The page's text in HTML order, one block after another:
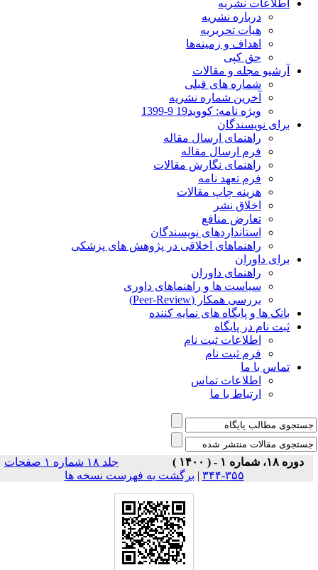
اطلاعات نشریه
درباره نشریه
هیات تحریریه
اهداف و زمینه‌ها
حق کپی
آرشیو مجله و مقالات
شماره های قبلی
آخرین شماره نشریه
ویژه نامه: کووید19 9-1399
برای نویسندگان
راهنمای ارسال مقاله
فرم ارسال مقاله
راهنمای نگارش مقالات
فرم تعهد نامه
هزینه چاپ مقالات
اخلاق نشر
تعارض منافع
استانداردهای نویسندگان
راهنماهای اخلاقی در پژوهش های پزشکی
برای داوران
راهنمای داوران
سیاست ها و راهنماهای داوری
بررسی همکار (Peer-Review)
بانک ها و پایگاه های نمایه کننده
ثبت نام در پایگاه
اطلاعات ثبت نام
فرم ثبت نام
تماس با ما
اطلاعات تماس
ارتباط با ما
دوره ۱۸، شماره ۱ - ( ۱۴۰۰ )
جلد ۱۸ شماره ۱ صفحات
۳۵۵-۳۴۴
|برگشت به فهرست نسخه ها